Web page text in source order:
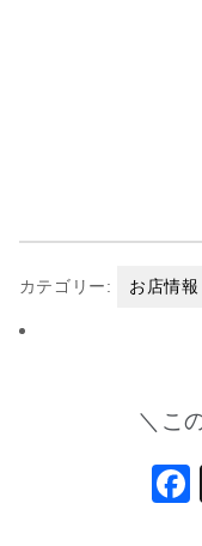
カテゴリー: お店情報
＼こ